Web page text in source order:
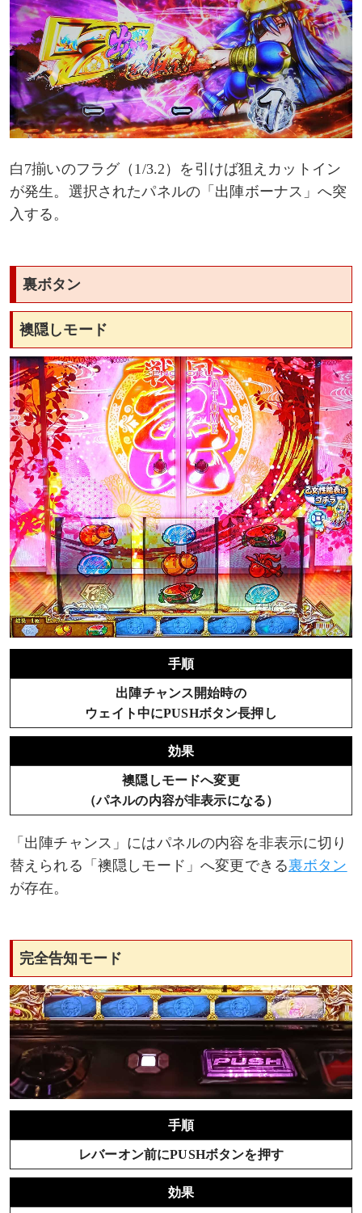
白7揃いのフラグ（1/3.2）を引けば狙えカットイン
が発生。選択されたパネルの「出陣ボーナス」へ突
入する。
裏ボタン
襖隠しモード
手順
出陣チャンス開始時の
ウェイト中にPUSHボタン長押し
効果
襖隠しモードへ変更
（パネルの内容が非表示になる）
「出陣チャンス」にはパネルの内容を非表示に切り
替えられる「襖隠しモード」へ変更できる裏ボタン
が存在。
完全告知モード
手順
レバーオン前にPUSHボタンを押す
効果